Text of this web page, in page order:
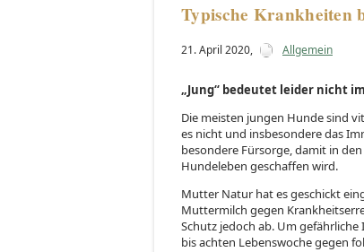
Typische Krankheiten
21. April 2020, Allgemein
„Jung“ bedeutet leider nicht
Die meisten jungen Hunde sind
es nicht und insbesondere das
besondere Fürsorge, damit in
Hundeleben geschaffen wird.
Mutter Natur hat es geschickt
Muttermilch gegen
Schutz jedoch ab. Um
bis achten Lebenswoche gegen